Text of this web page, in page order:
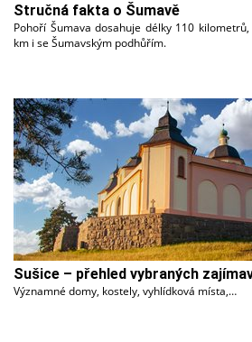
Stručná fakta o Šumavě
Pohoří Šumava dosahuje délky 110
km i se Šumavským podhůřím.
Sušice – přehled vybraných
Významné domy, kostely, vyhlídková místa,…